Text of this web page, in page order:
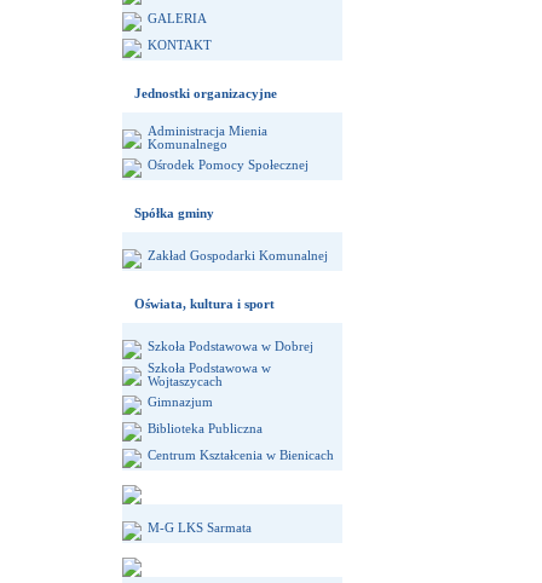
GALERIA
KONTAKT
Jednostki organizacyjne
Administracja Mienia
Komunalnego
Ośrodek Pomocy Społecznej
Spółka gminy
Zakład Gospodarki Komunalnej
Oświata, kultura i sport
Szkoła Podstawowa w Dobrej
Szkoła Podstawowa w
Wojtaszycach
Gimnazjum
Biblioteka Publiczna
Centrum Kształcenia w Bienicach
M-G LKS Sarmata